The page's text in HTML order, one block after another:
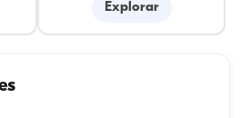
Explorar